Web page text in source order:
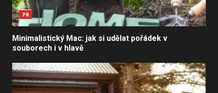
PR
Minimalistický Mac: jak si udělat pořádek v
souborech i v hlavě